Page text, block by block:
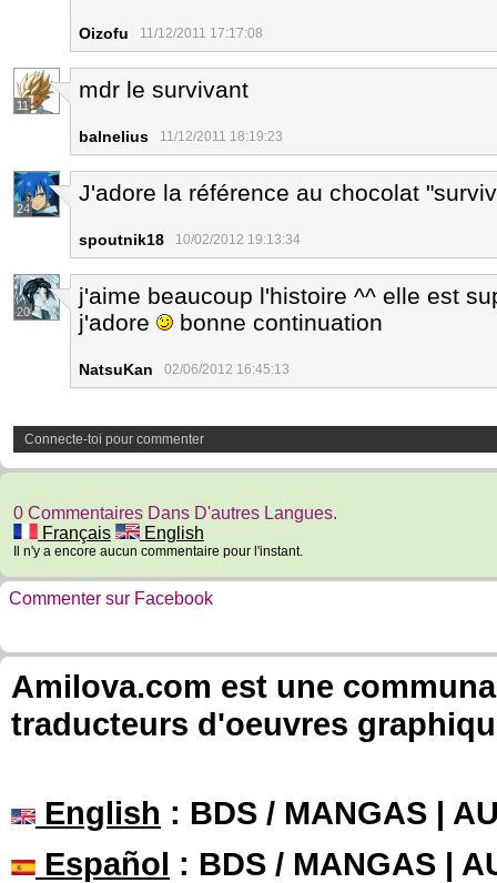
Oizofu 11/12/2011 17:17:08
11
mdr le survivant
balnelius 11/12/2011 18:19:23
24
J'adore la référence au chocolat
spoutnik18 10/02/2012 19:13:34
20
j'aime beaucoup l'histoire ^^ elle est
j'adore
bonne continuation
NatsuKan 02/06/2012 16:45:13
Connecte-toi pour commenter
0 Commentaires Dans D'autres Langues.
Français
English
Il n'y a encore aucun commentaire pour l'instant.
Commenter sur Facebook
Amilova.com est une
traducteurs d'oeuvres
English : BDS / MANGAS |
Español : BDS / MANGAS |